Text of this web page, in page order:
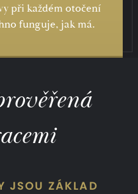
při každém otočení
funguje, jak má.
JSOU ZÁKLAD